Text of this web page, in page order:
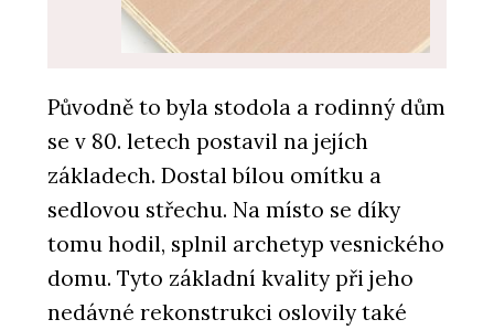
PRODUKTY
Buková překližka - Plygroup
Původně to byla stodola a rodinný dům
se v 80. letech postavil na jejích
základech. Dostal bílou omítku a
sedlovou střechu. Na místo se díky
tomu hodil, splnil archetyp vesnického
domu. Tyto základní kvality při jeho
nedávné rekonstrukci oslovily také